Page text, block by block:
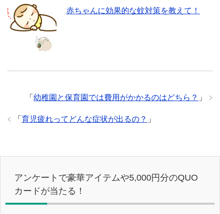
赤ちゃんに効果的な蚊対策を教えて！
「 幼稚園と保育園では費用がかかるのはどちら？ 」
「 育児疲れってどんな症状が出るの？ 」
アンケートで豪華アイテムや5,000円分のQUO
カードが当たる！